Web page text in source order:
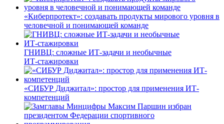
«Киберпротект»: создавать продукты мирового уровня в
человечной и понимающей команде
ГНИВЦ: сложные ИТ‑задачи и необычные
ИТ‑стажировки
«СИБУР Диджитал»: простор для применения ИТ-
компетенций